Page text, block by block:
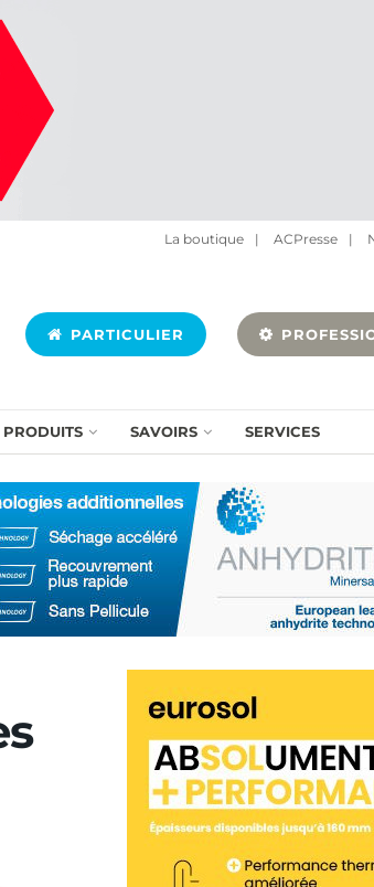
La boutique | ACPresse |
PARTICULIER
PRODUITS SAVOIRS SERVICES